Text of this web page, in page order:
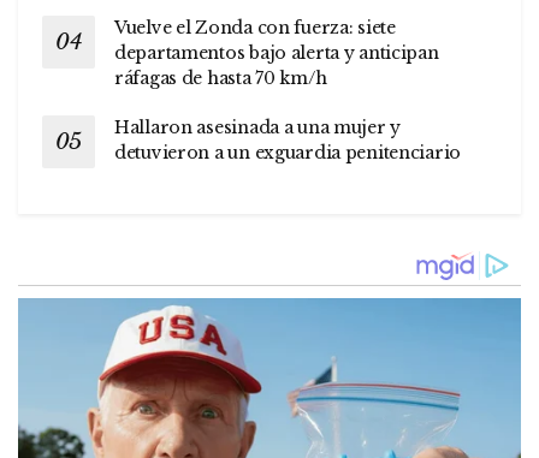
Vuelve el Zonda con fuerza: siete
departamentos bajo alerta y anticipan
ráfagas de hasta 70 km/h
Hallaron asesinada a una mujer y
detuvieron a un exguardia penitenciario